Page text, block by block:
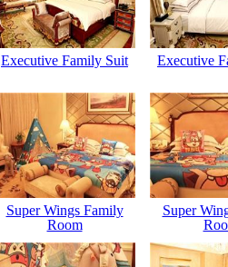
Executive Family Suit Executive
Super Wings Family
Room
Super